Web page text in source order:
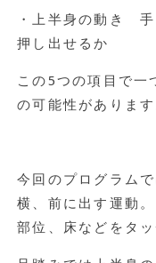
・上半身の動き
押し出せるか
この5つの項目で一
の可能性があります
今回のプログラム
横、前に出す運動
部位、床などをタ